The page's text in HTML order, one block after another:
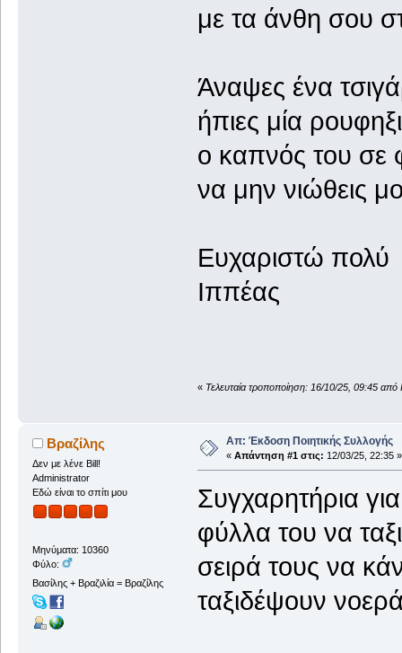
με τα άνθη σου
Άναψες ένα
ήπιες μία
ο καπνός του σε
να μην νιώθεις
Ευχαριστώ πολύ
Ιππέας
« Τελευταία τροποποίηση: 16/10/25, 09:45 από
Βραζίλης
Δεν με λένε Bill!
Administrator
Εδώ είναι το σπίτι μου
Μηνύματα: 10360
Φύλο:
Βασίλης + Βραζιλία = Βραζίλης
Απ: Έκδοση Ποιητικής Συλλογής
« Απάντηση #1 στις: 12/03/25, 22:35 »
Συγχαρητήρια
φύλλα του να
σειρά τους να
ταξιδέψουν